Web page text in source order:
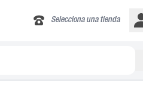
Selecciona una tienda